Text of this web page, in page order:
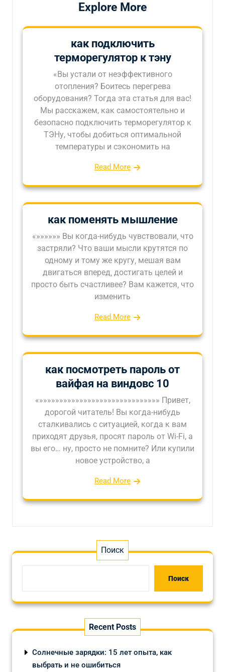
Explore More
как подключить
терморегулятор к тэну
«Вы устали от неэффективного
отопления? Боитесь перегрева
оборудования? Тогда эта статья для вас!
Мы расскажем, как самостоятельно и
безопасно подключить терморегулятор к
ТЭНу, чтобы добиться оптимальной
температуры и сэкономить на
Read More
как поменять мышление
«»»»»»» Вы когда-нибудь чувствовали‚ что
застряли? Что ваши мысли крутятся по
одному и тому же кругу‚ мешая вам
двигаться вперед‚ достигать целей и
просто быть счастливее? Вам кажется‚ что
изменить
Read More
как посмотреть пароль от
вайфая на виндовс 10
«»»»»»»»»»»»»»»»»»»»»»»»»»»»»»» Привет,
дорогой читатель! Вы когда-нибудь
сталкивались с ситуацией, когда к вам
приходят друзья, просят пароль от Wi-Fi, а
вы его… ну, просто не помните? Или купили
новое устройство, а
Read More
Поиск
Поиск
Recent Posts
Солнечные зарядки: 15 лет опыта, как
выбрать и не ошибиться